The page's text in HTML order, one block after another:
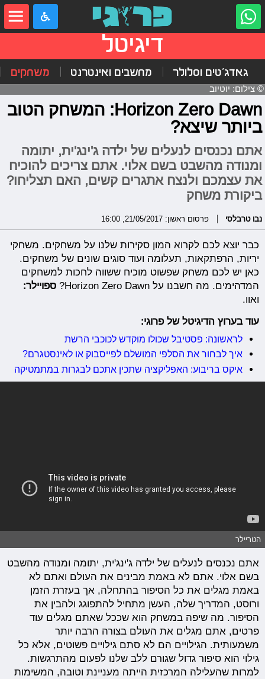
דיגיטל
גאדג'טים וסלולר מחשבים ואינטרנט משחקים
© צילום: יוטיוב
Horizon Zero Dawn: המשחק הטוב
ביותר שיצא?
אתם נכנסים לנעלים של ילדה ג'ינג'ית, יתומה
ומנודה מהשבט בשם אלוי. אתם צריכים להוכיח
את עצמכם ולנצח אתגרים קשים, האם תצליחו?
ביקורת משחק
נבו טרבלסי פרסום ראשון: 21/05/2017, 16:00
כבר יוצא לכם לקרוא המון סקירות שלנו על משחקים. משחקי
יריות, הרפתקאות, תעלומה ועוד סוגים שונים של משחקים.
כאן יש לכם משחק שפשוט מוכיח ששווה לחכות למשחקים
המדהימים. מה חשבנו על Horizon Zero Dawn?
ספויילר:
ואוו.
עוד בערוץ הדיגיטל של פרוגי:
לראשונה: פסטיבל שכולו מוקדש לכוכבי הרשת
איך לבחור את הסלפי המושלם לפייסבוק או לאינסטגרם?
איקס בריבוע: האפליקציה שתכין אתכם לבגרות במתמטיקה
הטריילר
אתם נכנסים לנעלים של ילדה ג'ינג'ית, יתומה ומנודה מהשבט
בשם אלוי. אתם לא באמת מבינים את העולם ואתם לא
באמת מגלים את כל הסיפור בהתחלה, אך בעזרת הזמן
ורוסט, המדריך שלה, העשן מתחיל להתפוגג ולהבין את
הסיפור. מה שיפה במשחק הוא שככל שאתם מגלים עוד
פרטים, אתם מגלים את העולם בצורה הרבה יותר
משמעותית. הגילויים הם לא סתם גילויים פשוטים, אלא כל
גילוי הוא סיפור גדול שגורם ללב שלנו לפעום מהתרגשות.
למרות שהעלילה המרכזית הייתה מעניינת וטובה, המשימות